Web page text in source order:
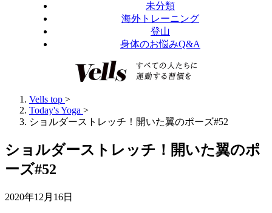
未分類
海外トレーニング
登山
身体のお悩みQ&A
Vells top >
Today's Yoga >
ショルダーストレッチ！開いた翼のポーズ#52
ショルダーストレッチ！開いた翼のポ
ーズ#52
2020年12月16日